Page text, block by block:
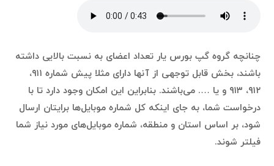
چنانچه گروه گپ بورس یار تعداد اعضای به نسبت بالایی داشته
باشند، بخش قابل توجهی از آنها دارای مثلا پیش شماره ۹۱۱،
۹۱۲، ۹۱۳ و یا …. می‌باشند. بنابراین این امکان وجود دارد تا با
درخواست شما، به جای اینکه کل شماره موبایل‌ها برایتان ارسال
شود، بر اساس استان و منطقه، شماره موبایل‌های مورد نیاز شما
فیلتر شوند.